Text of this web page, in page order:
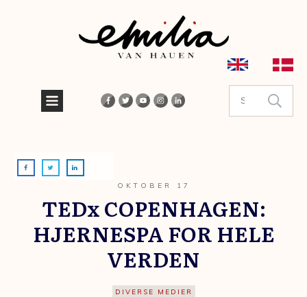
OKTOBER 17
TEDx COPENHAGEN:
HJERNESPA FOR HELE
VERDEN
DIVERSE MEDIER